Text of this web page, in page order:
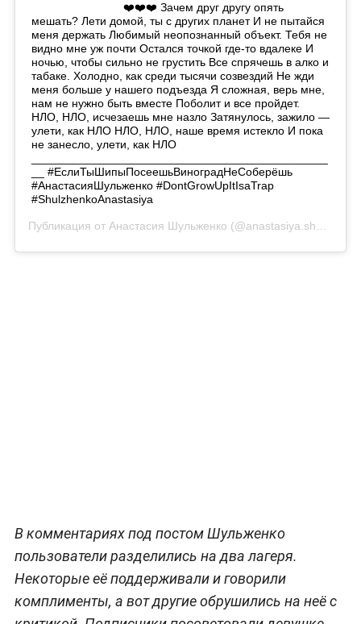
⠀⠀⠀⠀⠀⠀ ⠀⠀⠀⠀⠀❤️❤️❤️ Зачем друг другу опять
мешать? Лети домой, ты с других планет И не пытайся
меня держать Любимый неопознанный объект. Тебя не
видно мне уж почти Остался точкой где-то вдалеке И
ночью, чтобы сильно не грустить Все спрячешь в алко и
табаке. Холодно, как среди тысячи созвездий Не жди
меня больше у нашего подъезда Я сложная, верь мне,
нам не нужно быть вместе Поболит и все пройдет.
НЛО, НЛО, исчезаешь мне назло Затянулось, зажило —
улети, как НЛО НЛО, НЛО, наше время истекло И пока
не занесло, улети, как НЛО
__ #ЕслиТыШипыПосеешьВиноградНеСоберёшь
#АнастасияШульженко #DontGrowUpItIsaTrap
#ShulzhenkoAnastasiya
Публикация от Анастасия Шульженко (@anastasiya.shulzhenko)
В комментариях под постом Шульженко
пользователи разделились на два лагеря.
Некоторые её поддерживали и говорили
комплименты, а вот другие обрушились на неё с